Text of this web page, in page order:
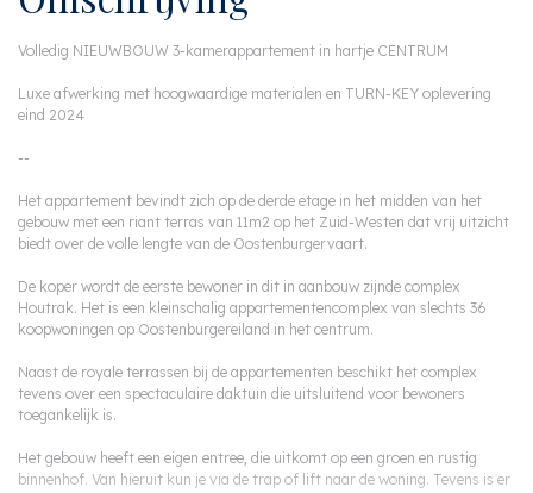
Volledig NIEUWBOUW 3-kamerappartement in hartje CENTRUM
Luxe afwerking met hoogwaardige materialen en TURN-KEY oplevering
eind 2024
--
Het appartement bevindt zich op de derde etage in het midden van het
gebouw met een riant terras van 11m2 op het Zuid-Westen dat vrij uitzicht
biedt over de volle lengte van de Oostenburgervaart.
De koper wordt de eerste bewoner in dit in aanbouw zijnde complex
Houtrak. Het is een kleinschalig appartementencomplex van slechts 36
koopwoningen op Oostenburgereiland in het centrum.
Naast de royale terrassen bij de appartementen beschikt het complex
tevens over een spectaculaire daktuin die uitsluitend voor bewoners
toegankelijk is.
Het gebouw heeft een eigen entree, die uitkomt op een groen en rustig
binnenhof. Van hieruit kun je via de trap of lift naar de woning. Tevens is er